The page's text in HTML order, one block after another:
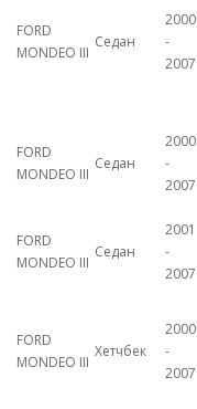
FORD
MONDEO III
Седан
2000
-
2007
FORD
MONDEO III
Седан
2000
-
2007
FORD
MONDEO III
Седан
2001
-
2007
FORD
MONDEO III
Хетчбек
2000
-
2007